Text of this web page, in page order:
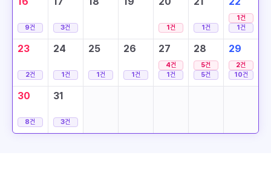
9건 3건 1건 1건
1건
1건
23
2건
24
1건
25
1건
26
1건
27
4건
1건
28
5건
5건
29
2건
10건
30
8건
31
3건